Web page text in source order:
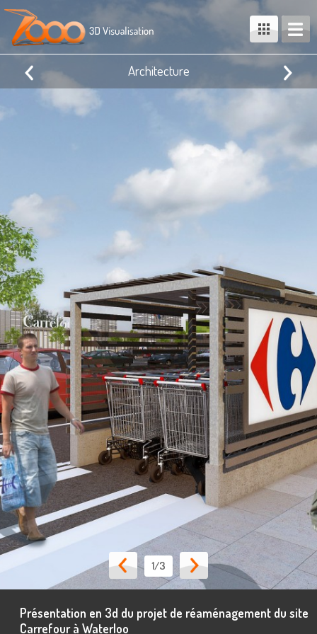
Architecture
1/3
Présentation en 3d du projet de réaménagement du site
Carrefour à Waterloo